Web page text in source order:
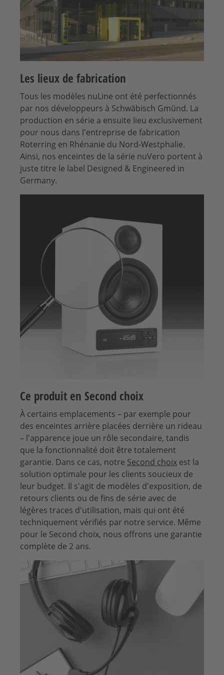
Les lieux de fabrication
Tous les modèles nuLine ont été perfectionnés
par nos développeurs à Schwäbisch Gmünd. La
production en série a ensuite lieu exclusivement
pour nous dans l'entreprise de fabrication
Roterring en Rhénanie du Nord-Westphalie.
Ainsi, nos enceintes de la série nuVero portent à
juste titre le label Designed & Engineered in
Germany.
Ce produit en Second choix
À certains emplacements – par exemple pour
des enceintes arrière placées derrière un rideau
– l'apparence joue un rôle secondaire, tandis
que la fonctionnalité doit être totalement
garantie. Dans ce cas, notre Second choix est la
solution optimale pour les clients soucieux de
leur budget. Il s'agit de modèles d'exposition, de
retours clients ou de fins de série avec de
légères traces d'utilisation, mais qui ont été
techniquement vérifiés par notre service. Même
pour le Second choix, nous offrons une garantie
complète de 2 ans.